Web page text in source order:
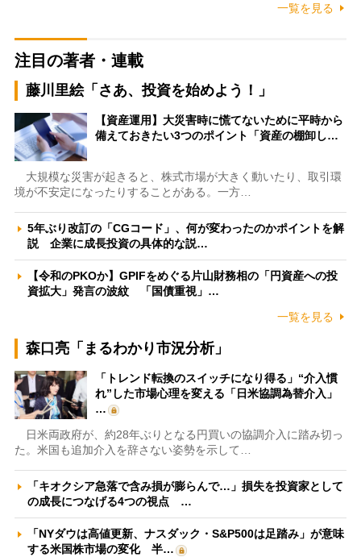
一覧を見る
注目の著者・連載
藤川里絵「さあ、投資を始めよう！」
【資産運用】大災害時に慌てないために平時から
備えておきたい3つのポイント「資産の棚卸し…
大規模な災害が起きると、株式市場が大きく動いたり、取引環
境が不安定になったりすることがある。一方…
5年ぶり改訂の「CGコード」、何が変わったのかポイントを解
説 企業に成長投資の具体的な説…
【令和のPKOか】GPIFをめぐる片山財務相の「円資産への投
資拡大」発言の波紋 「国債重視」…
一覧を見る
森口亮「まるわかり市況分析」
「トレンド転換のスイッチになり得る」“介入慣
れ”した市場心理を変える「日米協調為替介入」
…
日米両政府が、約28年ぶりとなる円買いの協調介入に踏み切っ
た。米国も追加介入を辞さない姿勢を示して…
「キオクシア急落で含み損が膨らんで…」損失を投資家として
の成長につなげる4つの視点 …
「NYダウは高値更新、ナスダック・S&P500は足踏み」が意味
する米国株市場の変化 半…